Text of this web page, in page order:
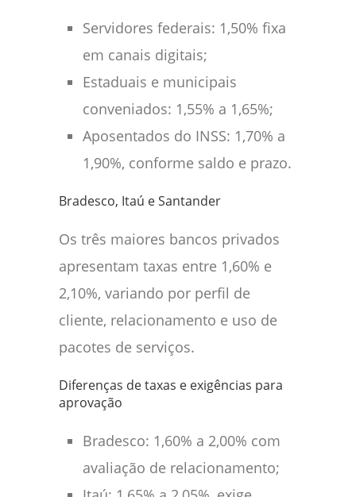
Servidores federais: 1,50% fixa
em canais digitais;
Estaduais e municipais
conveniados: 1,55% a 1,65%;
Aposentados do INSS: 1,70% a
1,90%, conforme saldo e prazo.
Bradesco, Itaú e Santander
Os três maiores bancos privados
apresentam taxas entre 1,60% e
2,10%, variando por perfil de
cliente, relacionamento e uso de
pacotes de serviços.
Diferenças de taxas e exigências para
aprovação
Bradesco: 1,60% a 2,00% com
avaliação de relacionamento;